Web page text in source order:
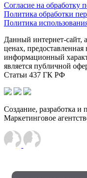
Согласие на обработку
Политика обработки
Политика
Данный интернет-сайт,
ценах,
информационный
является публичной
Статьи 437 ГК РФ
Создание, разработка и
Маркетинговое